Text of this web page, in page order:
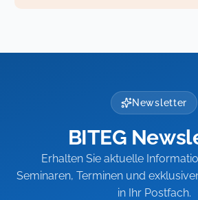
Newsletter
BITEG
Erhalten Sie aktuelle
Seminaren, Terminen und
in Ihr Postfach.